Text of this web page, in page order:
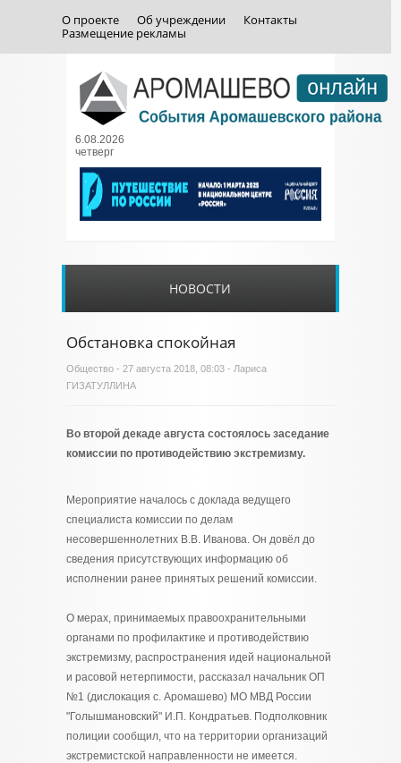
О проекте Об учреждении
Контакты
Размещение рекламы
6.08.2026
четверг
НОВОСТИ
Обстановка спокойная
Общество - 27 августа 2018, 08:03 - Лариса
ГИЗАТУЛЛИНА
Во второй декаде августа состоялось заседание
комиссии по противодействию экстремизму.
Мероприятие началось с доклада ведущего
специалиста комиссии по делам
несовершеннолетних В.В. Иванова. Он довёл до
сведения присутствующих информацию об
исполнении ранее принятых решений комиссии.
О мерах, принимаемых правоохранительными
органами по профилактике и противодействию
экстремизму, распространения идей национальной
и расовой нетерпимости, рассказал начальник ОП
№1 (дислокация с. Аромашево) МО МВД России
"Голышмановский" И.П. Кондратьев. Подполковник
полиции сообщил, что на территории организаций
экстремистской направленности не имеется.